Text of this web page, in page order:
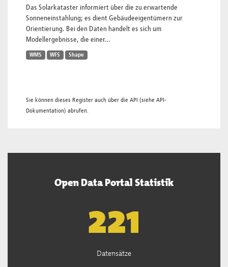
Das Solarkataster informiert über die zu erwartende
Sonneneinstahlung; es dient Gebäudeeigentümern zur
Orientierung. Bei den Daten handelt es sich um
Modellergebnisse, die einer...
WMS WFS Shape
Sie können dieses Register auch über die API (siehe API-
Dokumentation) abrufen.
Open Data Portal Statistik
222
Datensätze